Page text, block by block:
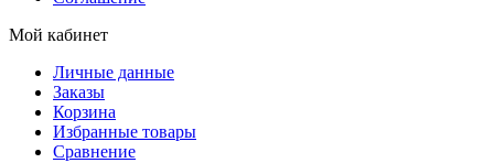
Мой кабинет
Личные данные
Заказы
Корзина
Избранные товары
Сравнение